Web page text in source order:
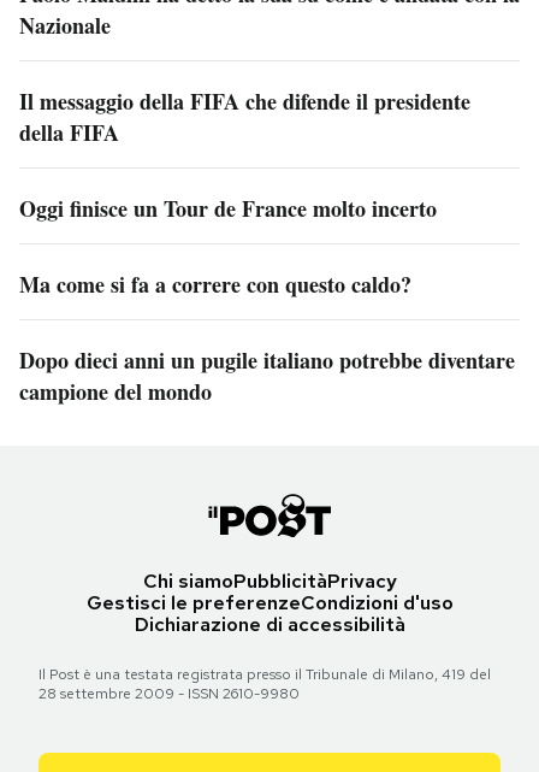
Nazionale
Il messaggio della FIFA che difende il presidente
della FIFA
Oggi finisce un Tour de France molto incerto
Ma come si fa a correre con questo caldo?
Dopo dieci anni un pugile italiano potrebbe diventare
campione del mondo
Chi siamoPubblicitàPrivacy
Gestisci le preferenzeCondizioni d'uso
Dichiarazione di accessibilità
Il Post è una testata registrata presso il Tribunale di Milano, 419 del
28 settembre 2009 - ISSN 2610-9980